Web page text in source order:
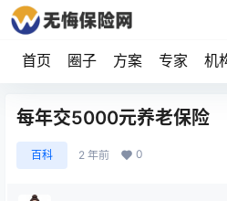
首页 圈子 方案 专家 机
每年交5000元养老保险
百科 2 年前 0